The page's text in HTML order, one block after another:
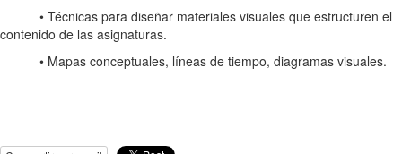
• Técnicas para diseñar materiales visuales que estructuren el
contenido de las asignaturas.
• Mapas conceptuales, líneas de tiempo, diagramas visuales.